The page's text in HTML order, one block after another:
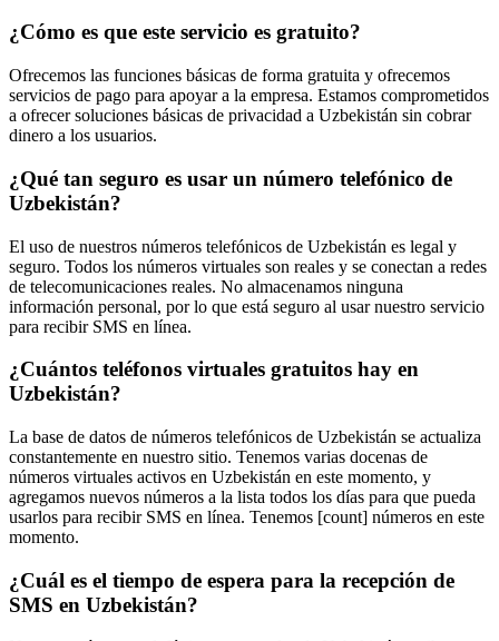
¿Cómo es que este servicio es gratuito?
Ofrecemos las funciones básicas de forma gratuita y ofrecemos
servicios de pago para apoyar a la empresa. Estamos comprometidos
a ofrecer soluciones básicas de privacidad a Uzbekistán sin cobrar
dinero a los usuarios.
¿Qué tan seguro es usar un número telefónico de
Uzbekistán?
El uso de nuestros números telefónicos de Uzbekistán es legal y
seguro. Todos los números virtuales son reales y se conectan a redes
de telecomunicaciones reales. No almacenamos ninguna
información personal, por lo que está seguro al usar nuestro servicio
para recibir SMS en línea.
¿Cuántos teléfonos virtuales gratuitos hay en
Uzbekistán?
La base de datos de números telefónicos de Uzbekistán se actualiza
constantemente en nuestro sitio. Tenemos varias docenas de
números virtuales activos en Uzbekistán en este momento, y
agregamos nuevos números a la lista todos los días para que pueda
usarlos para recibir SMS en línea. Tenemos [count] números en este
momento.
¿Cuál es el tiempo de espera para la recepción de
SMS en Uzbekistán?